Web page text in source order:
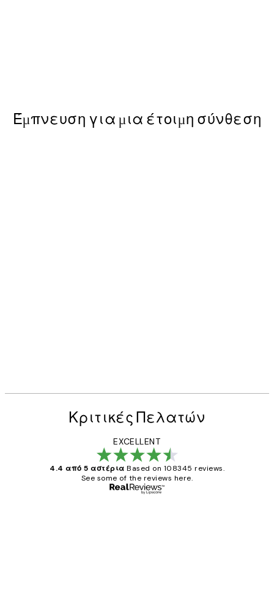
Έμπνευση για μια έτοιμη σύνθεση
Κριτικές Πελατών
EXCELLENT
4.4 από 5 αστέρια Based on 108345 reviews.
See some of the reviews here.